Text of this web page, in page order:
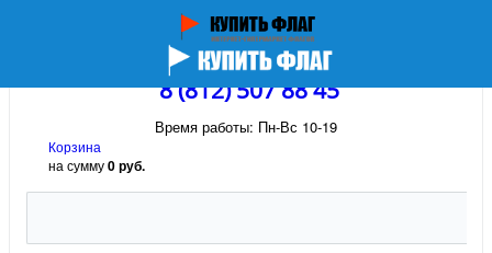
8 (812) 507 88 45
Время работы: Пн-Вс 10-19
Корзина
на сумму0 руб.